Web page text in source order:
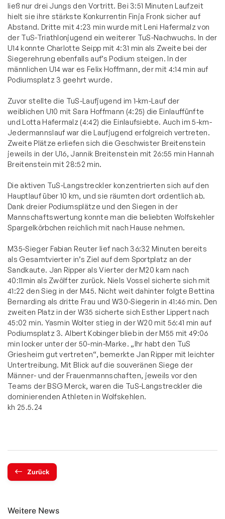
ließ nur drei Jungs den Vortritt. Bei 3:51 Minuten Laufzeit
hielt sie ihre stärkste Konkurrentin Finja Fronk sicher auf
Abstand. Dritte mit 4:23 min wurde mit Leni Hafermalz von
der TuS-Triathlonjugend ein weiterer TuS-Nachwuchs. In der
U14 konnte Charlotte Seipp mit 4:31 min als Zweite bei der
Siegerehrung ebenfalls auf’s Podium steigen. In der
männlichen U14 war es Felix Hoffmann, der mit 4:14 min auf
Podiumsplatz 3 geehrt wurde.
Zuvor stellte die TuS-Laufjugend im 1-km-Lauf der
weiblichen U10 mit Sara Hoffmann (4:25) die Einlauffünfte
und Lotta Hafermalz (4:42) die Einlaufsiebte. Auch im 5-km-
Jedermannslauf war die Laufjugend erfolgreich vertreten.
Zweite Plätze erliefen sich die Geschwister Breitenstein
jeweils in der U16, Jannik Breitenstein mit 26:55 min Hannah
Breitenstein mit 28:52 min.
Die aktiven TuS-Langstreckler konzentrierten sich auf den
Hauptlauf über 10 km, und sie räumten dort ordentlich ab.
Dank dreier Podiumsplätze und den Siegen in der
Mannschaftswertung konnte man die beliebten Wolfskehler
Spargelkörbchen reichlich mit nach Hause nehmen.
M35-Sieger Fabian Reuter lief nach 36:32 Minuten bereits
als Gesamtvierter in’s Ziel auf dem Sportplatz an der
Sandkaute. Jan Ripper als Vierter der M20 kam nach
40:11min als Zwölfter zurück. Niels Vossel sicherte sich mit
41:22 den Sieg in der M45. Nicht weit dahinter folgte Bettina
Bernarding als dritte Frau und W30-Siegerin in 41:46 min. Den
zweiten Platz in der W35 sicherte sich Esther Lippert nach
45:02 min. Yasmin Wolter stieg in der W20 mit 56:41 min auf
Podiumsplatz 3. Albert Kobinger blieb in der M55 mit 49:06
min locker unter der 50-min-Marke. „Ihr habt den TuS
Griesheim gut vertreten“, bemerkte Jan Ripper mit leichter
Untertreibung. Mit Blick auf die souveränen Siege der
Männer- und der Frauenmannschaften, jeweils vor den
Teams der BSG Merck, waren die TuS-Langstreckler die
dominierenden Athleten in Wolfskehlen.
kh 25.5.24
Zurück
Weitere News